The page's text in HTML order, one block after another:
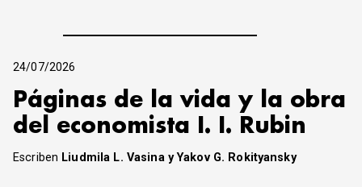
24/07/2026
Páginas de la vida y la obra
del economista I. I. Rubin
Escriben Liudmila L. Vasina y Yakov G. Rokityansky